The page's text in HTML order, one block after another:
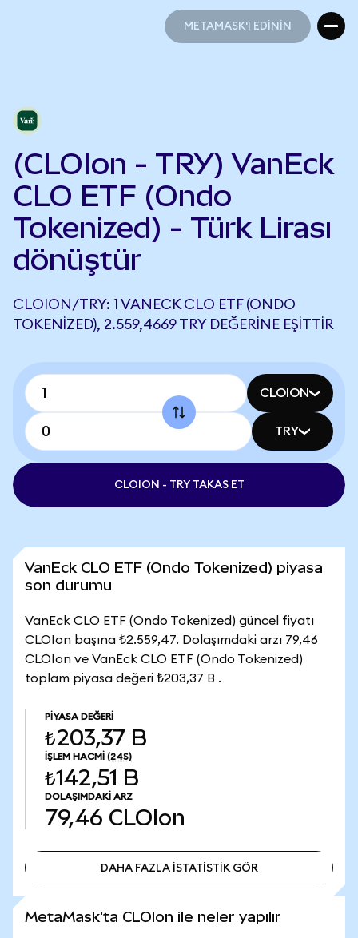
METAMASK'I EDİNİN
(CLOIon - TRY) VanEck
CLO ETF (Ondo
Tokenized) - Türk Lirası
dönüştür
CLOION/TRY: 1 VANECK CLO ETF (ONDO
TOKENIZED), 2.559,4669 TRY DEĞERINE EŞITTIR
CLOION
TRY
CLOION - TRY TAKAS ET
VanEck CLO ETF (Ondo Tokenized) piyasa
son durumu
VanEck CLO ETF (Ondo Tokenized) güncel fiyatı
CLOIon başına ₺2.559,47. Dolaşımdaki arzı 79,46
CLOIon ve VanEck CLO ETF (Ondo Tokenized)
toplam piyasa değeri ₺203,37 B .
PIYASA DEĞERI
₺203,37 B
İŞLEM HACMI (24S)
₺142,51 B
DOLAŞIMDAKI ARZ
79,46 CLOIon
DAHA FAZLA İSTATİSTİK GÖR
MetaMask'ta CLOIon ile neler yapılır